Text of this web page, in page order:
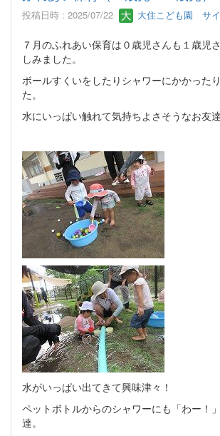
投稿日時 : 2025/07/22 大住こども園 サ
７月のふれあい保育は０歳児さんも１歳児
しみました。
ボールすくいをしたりシャワーにかかった
た。
水にいっぱい触れて気持ちよさそうなお友達
水がいっぱい出てきて興味津々！
ペットボトルからのシャワーにも「わー！
達。